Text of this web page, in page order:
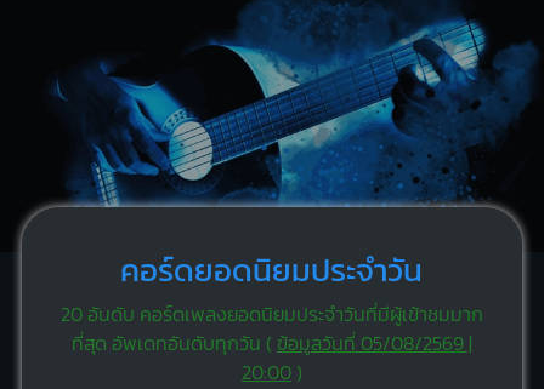
คอร์ดยอดนิยมประจำวัน
20 อันดับ คอร์ดเพลงยอดนิยมประจำวันที่มีผู้เข้าชมมาก
ที่สุด อัพเดทอันดับทุกวัน ( ข้อมูลวันที่ 05/08/2569 |
20:00)